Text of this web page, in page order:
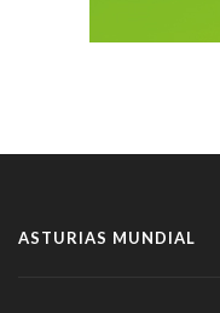
ASTURIAS MUNDIAL